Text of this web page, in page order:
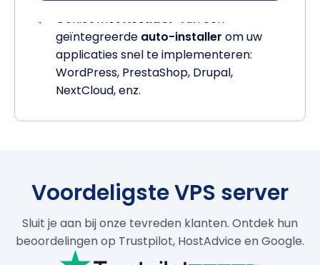
Geniet met HestiaCP van een
geïntegreerde auto-installer om uw
applicaties snel te implementeren:
WordPress, PrestaShop, Drupal,
NextCloud, enz.
Voordeligste VPS server
Sluit je aan bij onze tevreden klanten. Ontdek hun
beoordelingen op Trustpilot, HostAdvice en Google.